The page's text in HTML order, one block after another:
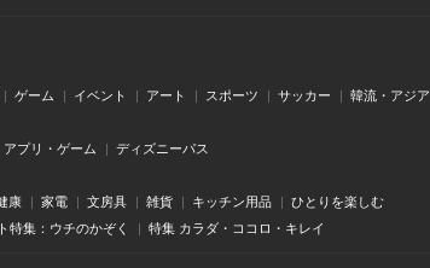
ゲーム イベント アート スポーツ サッカー 韓流・アジア
アプリ・ゲーム ディズニーパス
康 家電 文房具 雑貨 キッチン用品 ひとりを楽しむ
特集：ウチのかぞく 特集 カラダ・ココロ・キレイ